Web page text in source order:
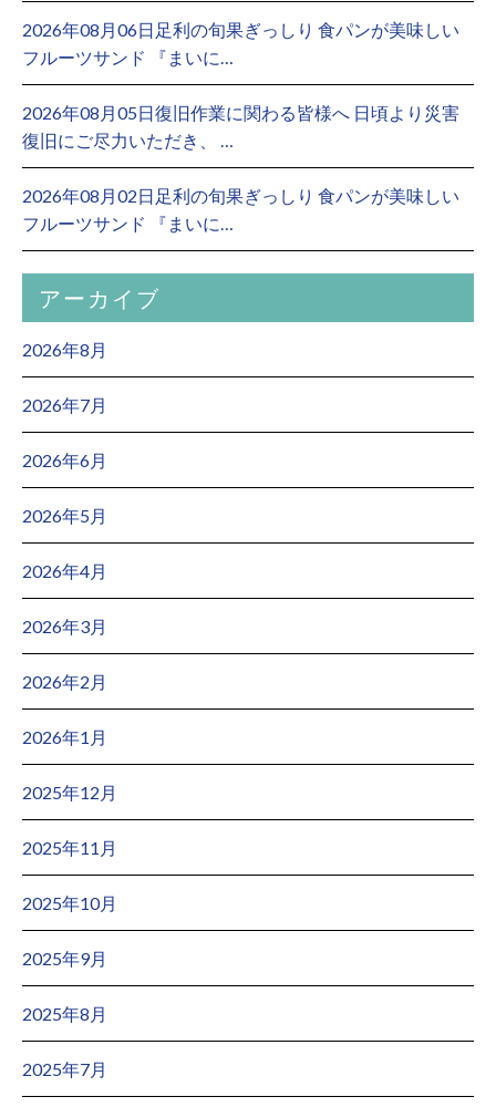
2026年08月06日足利の旬果ぎっしり 食パンが美味しい
フルーツサンド 『まいに…
2026年08月05日復旧作業に関わる皆様へ 日頃より災害
復旧にご尽力いただき、 …
2026年08月02日足利の旬果ぎっしり 食パンが美味しい
フルーツサンド 『まいに…
アーカイブ
2026年8月
2026年7月
2026年6月
2026年5月
2026年4月
2026年3月
2026年2月
2026年1月
2025年12月
2025年11月
2025年10月
2025年9月
2025年8月
2025年7月